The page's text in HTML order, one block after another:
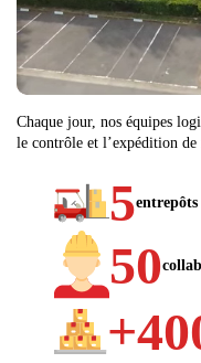
Chaque jour, nos équipes
le contrôle et l’expédition
5
50